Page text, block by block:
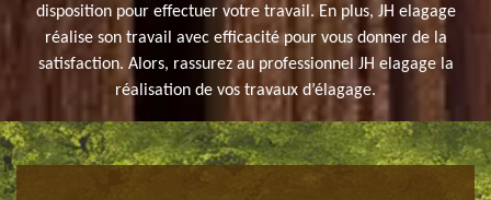
disposition pour effectuer votre travail. En plus, JH elagage
réalise son travail avec efficacité pour vous donner de la
satisfaction. Alors, rassurez au professionnel JH elagage la
réalisation de vos travaux d’élagage.